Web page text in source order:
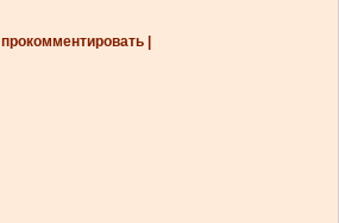
| прокомментировать |